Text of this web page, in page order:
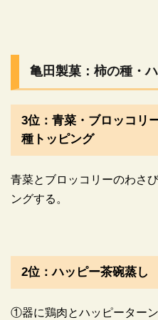
亀田製菓：柿の種・
3位：青菜・ブロッコリ
種トッピング
青菜とブロッコリーのわさ
ングする。
2位：ハッピー茶碗蒸し
①器に鶏肉とハッピーター